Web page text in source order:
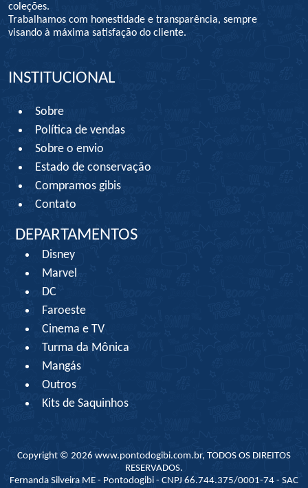
coleções.
Trabalhamos com honestidade e transparência, sempre
visando à máxima satisfação do cliente.
INSTITUCIONAL
Sobre
Política de vendas
Sobre o envio
Estado de conservação
Compramos gibis
Contato
DEPARTAMENTOS
Disney
Marvel
DC
Faroeste
Cinema e TV
Turma da Mônica
Mangás
Outros
Kits de Saquinhos
Copyright © 2026 www.pontodogibi.com.br, TODOS OS DIREITOS
RESERVADOS.
Fernanda Silveira ME - Pontodogibi - CNPJ 66.744.375/0001-74 - SAC